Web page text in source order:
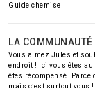
Guide chemise
LA
Vous aimez Jules et
endroit ! Ici vous êtes au
êtes récompensé. Parce
mais c’est surtout vous !